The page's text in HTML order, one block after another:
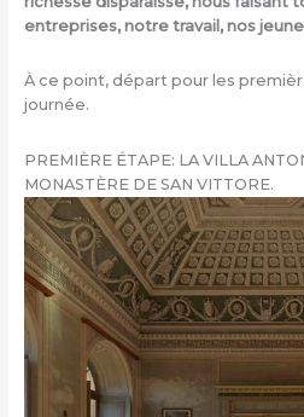
entreprises, notre travail, nos
À ce point, départ pour les
journée.
PREMIÈRE ÉTAPE: LA VILLA
MONASTÈRE DE SAN VITTORE.